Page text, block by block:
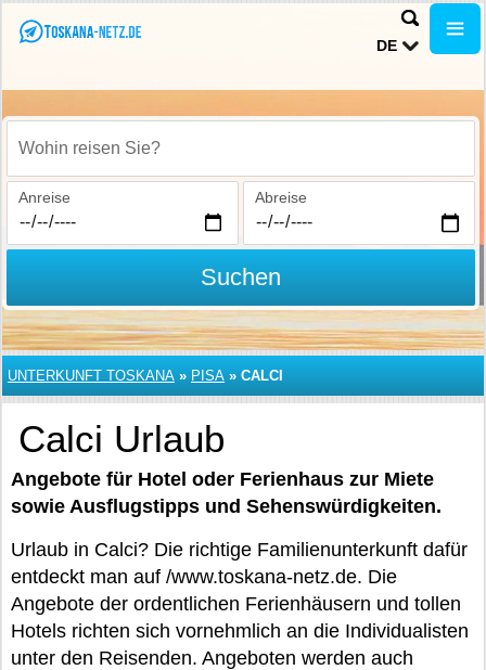
DE
Wohin reisen Sie?
Anreise Abreise
Suchen
UNTERKUNFT TOSKANA » PISA » CALCI
Calci Urlaub
Angebote für Hotel oder Ferienhaus zur Miete
sowie Ausflugstipps und Sehenswürdigkeiten.
Urlaub in Calci? Die richtige Familienunterkunft dafür
entdeckt man auf /www.toskana-netz.de. Die
Angebote der ordentlichen Ferienhäusern und tollen
Hotels richten sich vornehmlich an die Individualisten
unter den Reisenden. Angeboten werden auch